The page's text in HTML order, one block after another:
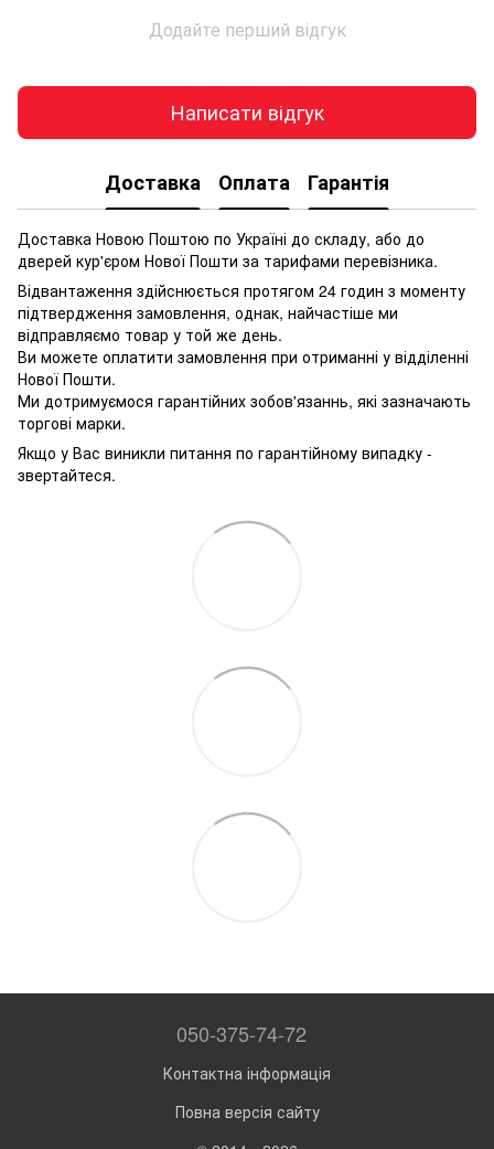
Додайте перший відгук
Написати відгук
Доставка Оплата Гарантія
Доставка Новою Поштою по Україні до складу, або до
дверей кур'єром Нової Пошти за тарифами перевізника.
Відвантаження здійснюється протягом 24 годин з моменту
підтвердження замовлення, однак, найчастіше ми
відправляємо товар у той же день.
Ви можете оплатити замовлення при отриманні у відділенні
Нової Пошти.
Ми дотримуємося гарантійних зобов'язаннь, які зазначають
торгові марки.
Якщо у Вас виникли питання по гарантійному випадку -
звертайтеся.
050-375-74-72
Контактна інформація
Повна версія сайту